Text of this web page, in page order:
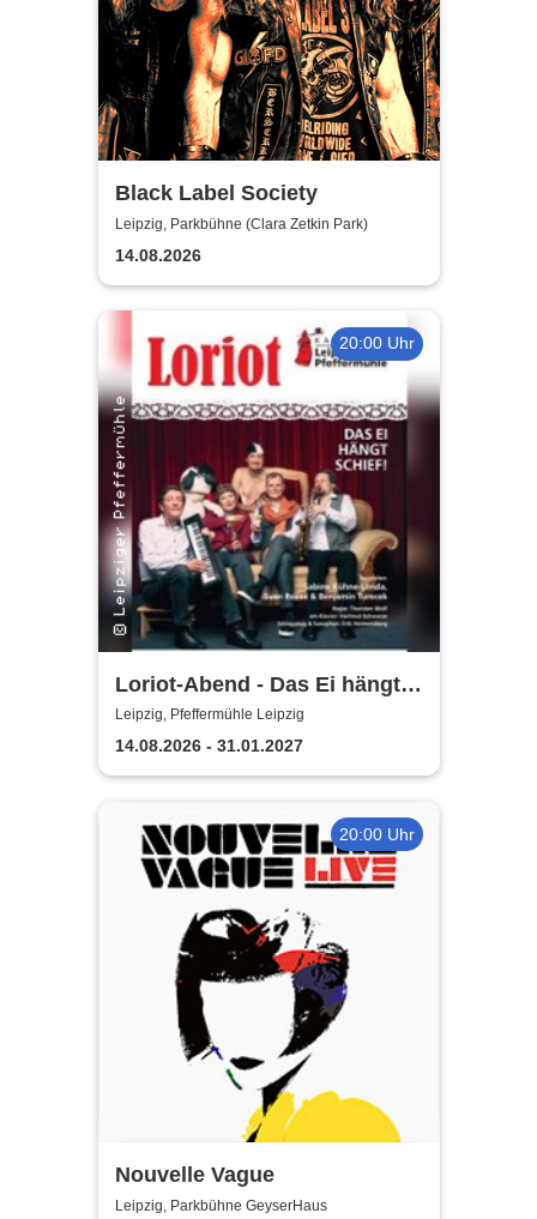
Black Label Society
Leipzig, Parkbühne (Clara Zetkin Park)
14.08.2026
20:00 Uhr
Loriot-Abend - Das Ei hängt
schief | Kabarett Leipziger
Pfeffermühle
Leipzig, Pfeffermühle Leipzig
14.08.2026 - 31.01.2027
20:00 Uhr
Nouvelle Vague
Leipzig, Parkbühne GeyserHaus